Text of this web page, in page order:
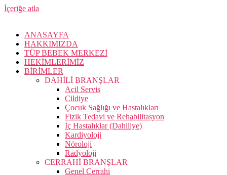
İçeriğe atla
ANASAYFA
HAKKIMIZDA
TÜP BEBEK MERKEZİ
HEKİMLERİMİZ
BİRİMLER
DAHİLİ BRANŞLAR
Acil Servis
Cildiye
Çocuk Sağlığı ve Hastalıkları
Fizik Tedavi ve Rehabilitasyon
İç Hastalıklar (Dahiliye)
Kardiyoloji
Nöroloji
Radyoloji
CERRAHİ BRANŞLAR
Genel Cerrahi